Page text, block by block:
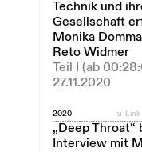
Technik und
Gesellschaft
Monika
Reto Widmer
Teil I (ab
27.11.2020
2020
„Deep Throat“
Interview mit
Link